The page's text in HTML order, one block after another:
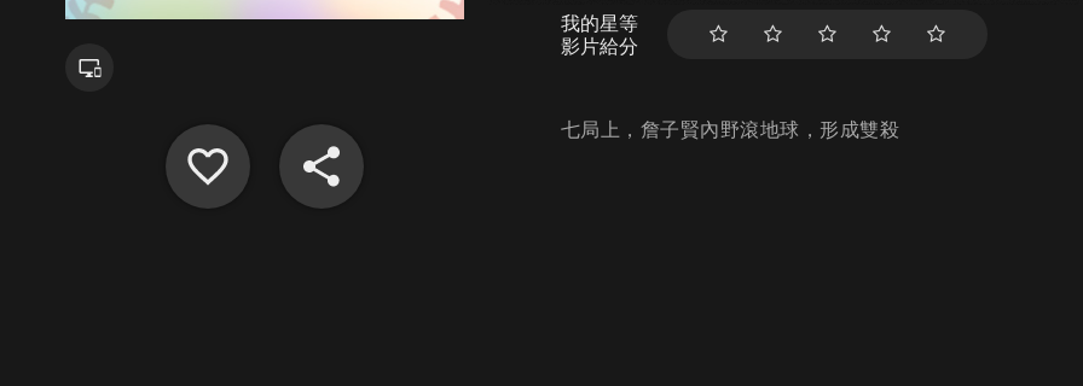
我的星等
影片給分
七局上，詹子賢內野滾地球，形成雙殺